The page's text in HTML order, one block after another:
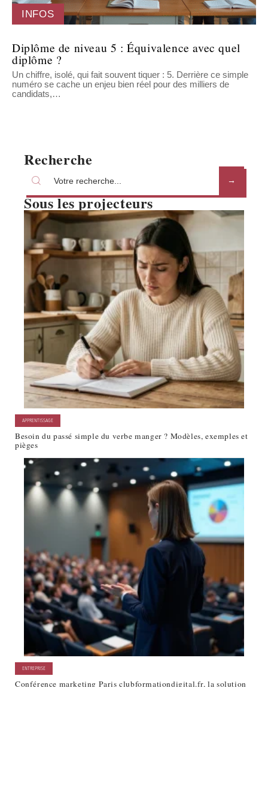
INFOS
Diplôme de niveau 5 : Équivalence avec quel
diplôme ?
Un chiffre, isolé, qui fait souvent tiquer : 5. Derrière ce simple
numéro se cache un enjeu bien réel pour des milliers de
candidats,…
Recherche
Sous les projecteurs
APPRENTISSAGE
Besoin du passé simple du verbe manger ? Modèles, exemples et
pièges
ENTREPRISE
Conférence marketing Paris clubformationdigital.fr, la solution